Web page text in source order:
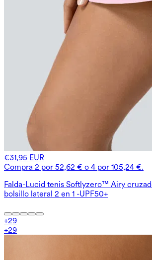
€31,95 EUR
Compra 2 por 52,62 € o 4 por 105,24 €.
Falda-Lucid tenis Softlyzero™ Airy
bolsillo lateral 2 en 1 -UPF50+
+29
+29